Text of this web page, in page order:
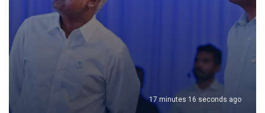
17 minutes 16 seconds ago